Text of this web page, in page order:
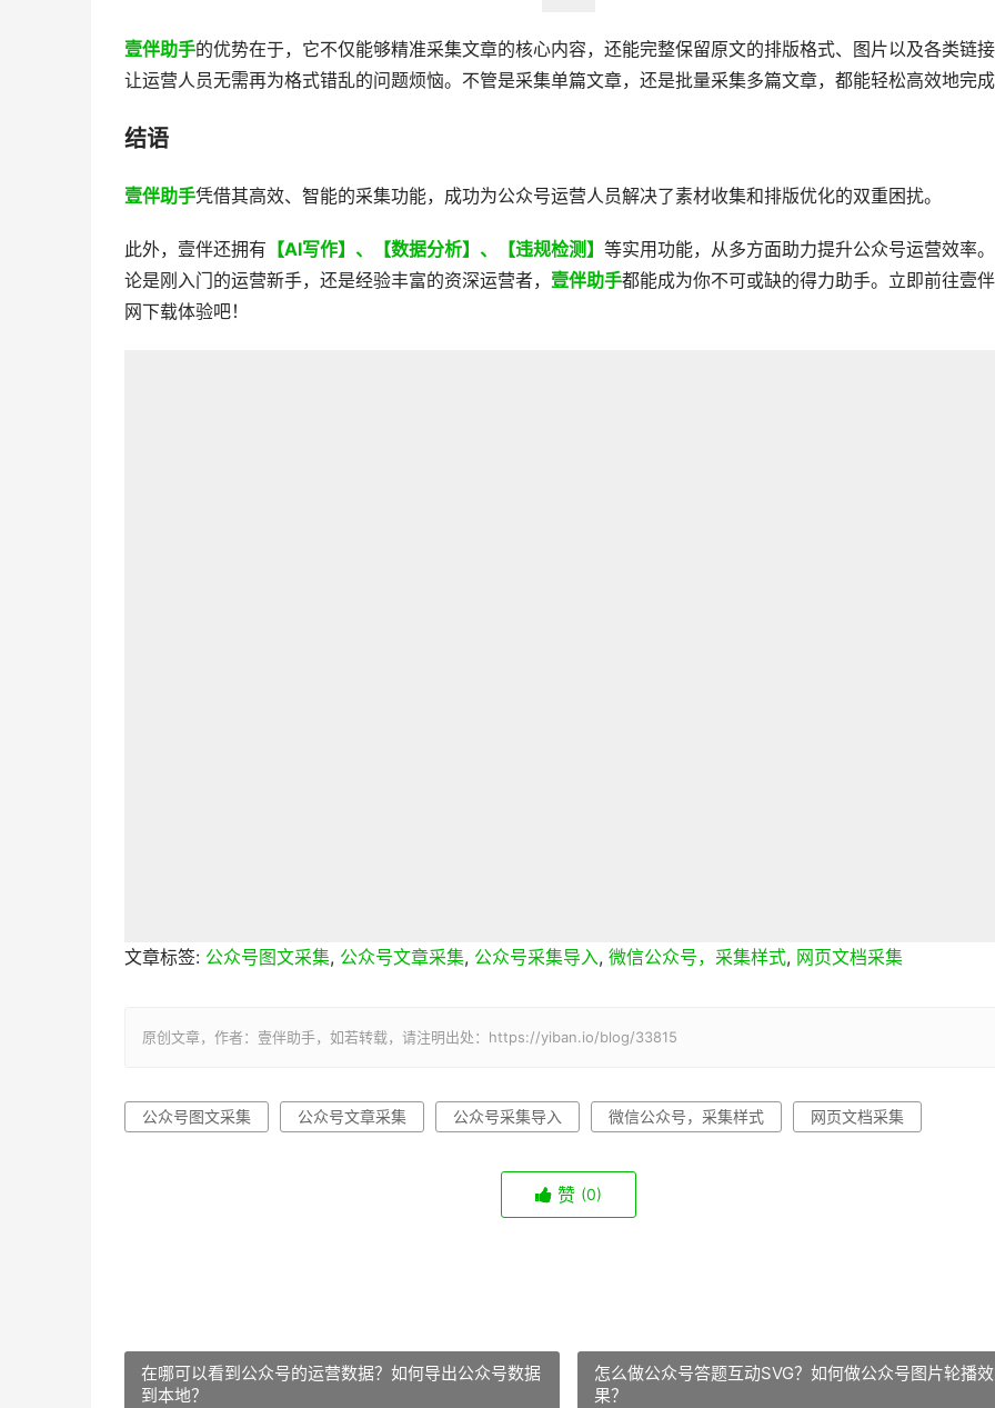
壹伴助手的优势在于，它不仅能够精准采集文章的核心内容，还能完整保留原文的排版格式、图片以及各类链
让运营人员无需再为格式错乱的问题烦恼。不管是采集单篇文章，还是批量采集多篇文章，都能轻松高效地完
结语
壹伴助手凭借其高效、智能的采集功能，成功为公众号运营人员解决了素材收集和排版优化的双重困扰。
此外，壹伴还拥有 【AI写作】、【数据分析】、【违规检测】 等实用功能，从多方面助力提升公众号运营效率
论是刚入门的运营新手，还是经验丰富的资深运营者， 壹伴助手都能成为你不可或缺的得力助手。立即前往壹
网下载体验吧！
文章标签: 公众号图文采集, 公众号文章采集, 公众号采集导入, 微信公众号，采集样式, 网页文档采集
原创文章，作者：壹伴助手，如若转载，请注明出处：https://yiban.io/blog/33815
公众号图文采集 公众号文章采集 公众号采集导入 微信公众号，采集样式 网页文档采集
赞 (0)
在哪可以看到公众号的运营数据？如何导出公众号数据
到本地？
怎么做公众号答题互动SVG？如何做公众号图片轮播效
果？